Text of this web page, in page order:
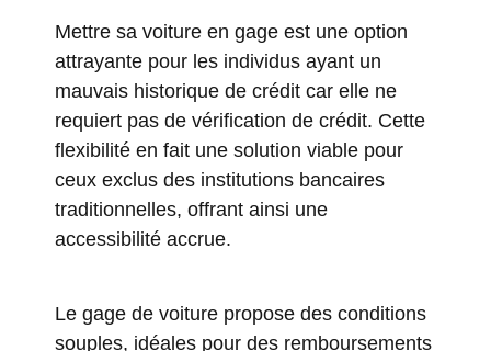
Mettre sa voiture en gage est une option
attrayante pour les individus ayant un
mauvais historique de crédit car elle ne
requiert pas de vérification de crédit. Cette
flexibilité en fait une solution viable pour
ceux exclus des institutions bancaires
traditionnelles, offrant ainsi une
accessibilité accrue.
Le gage de voiture propose des conditions
souples, idéales pour des remboursements